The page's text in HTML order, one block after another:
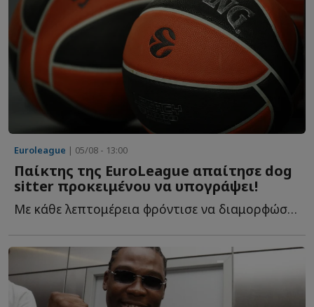
Euroleague | 05/08 - 13:00
Παίκτης της EuroLeague απαίτησε dog
sitter προκειμένου να υπογράψει!
Με κάθε λεπτομέρεια φρόντισε να διαμορφώσει τις συνθήκες τ...